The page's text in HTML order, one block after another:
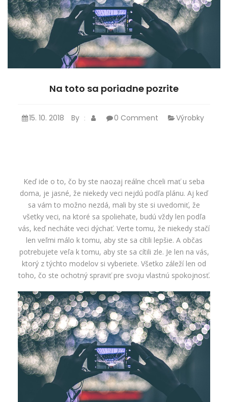
Na toto sa poriadne pozrite
15. 10. 2018 By : 0 Comment Výrobky
Keď ide o to, čo by ste naozaj reálne chceli mať u seba
doma, je jasné, že niekedy veci nejdú podľa plánu. Aj keď
sa vám to možno nezdá, mali by ste si uvedomiť, že
všetky veci, na ktoré sa spoliehate, budú vždy len podľa
vás, keď necháte veci dýchať. Verte tomu, že niekedy stačí
len veľmi málo k tomu, aby ste sa cítili lepšie. A občas
potrebujete veľa k tomu, aby ste sa cítili zle. Je len na vás,
ktorý z týchto modelov si vyberiete. Všetko záleží len od
toho, čo ste ochotný spraviť pre svoju vlastnú spokojnosť.